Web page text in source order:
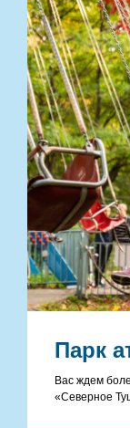
Парк
Вас ждем
«Северное